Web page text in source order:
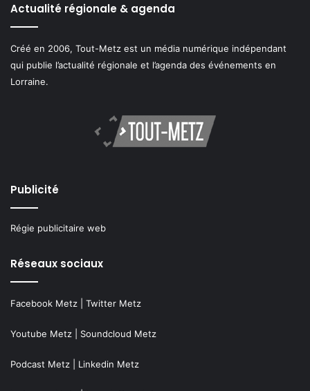
Actualité régionale & agenda
Créé en 2006, Tout-Metz est un média numérique indépendant
qui publie l’actualité régionale et l’agenda des événements en
Lorraine.
Publicité
Régie publicitaire web
Réseaux sociaux
Facebook Metz Twitter Metz
Youtube Metz Soundcloud Metz
Podcast Metz Linkedin Metz